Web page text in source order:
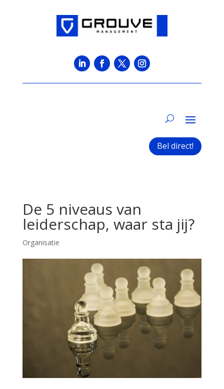
Bel direct!
De 5 niveaus van
leiderschap, waar sta jij?
Organisatie